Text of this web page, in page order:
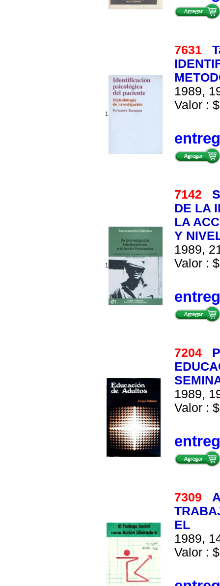
1
7631
1989,
Valor :
1
7142
DE LA
LA
Y
1989,
Valor :
7204
1989,
Valor :
7309
EL
1989,
Valor :